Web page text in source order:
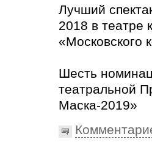
Лучший
2018 в театре
«Московского
Шесть
театральной
Маска-2019»